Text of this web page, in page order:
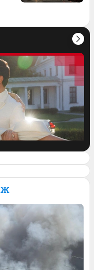
с торжества и